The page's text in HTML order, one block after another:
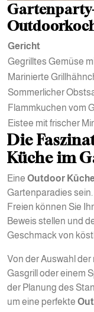
Gericht
Gegrilltes Gemüse
Marinierte
Sommerlicher
Flammkuchen vom
Eistee mit frischer
Die
Küche im
Eine Outdoor
Gartenparadies
Freien können Sie
Beweis stellen und
Geschmack von
Von der Auswahl der
Gasgrill oder einem
der Planung des
um eine perfekte